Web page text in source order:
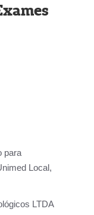
para
Local,
LTDA